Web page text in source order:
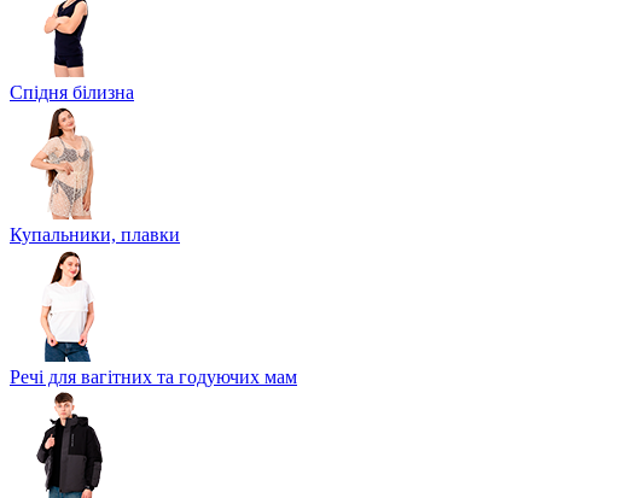
Спідня білизна
Купальники, плавки
Речі для вагітних та годуючих мам